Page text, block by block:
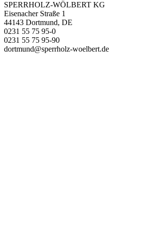
SPERRHOLZ-WÖLBERT KG
Eisenacher Straße 1
44143 Dortmund, DE
0231 55 75 95-0
0231 55 75 95-90
dortmund@sperrholz-woelbert.de